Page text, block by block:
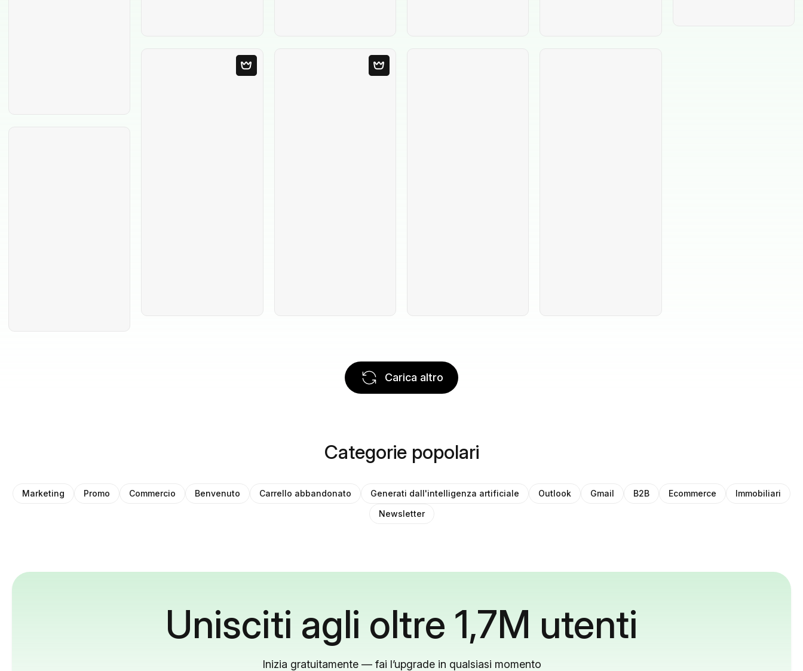
Carica altro
Categorie popolari
Marketing Promo Commercio Benvenuto Carrello abbandonato Generati dall'intelligenza artificiale Outlook Gmail B2B Ecommerce
Immobiliari
Newsletter
Unisciti agli oltre 1,7M utenti
Inizia gratuitamente — fai l’upgrade in qualsiasi momento